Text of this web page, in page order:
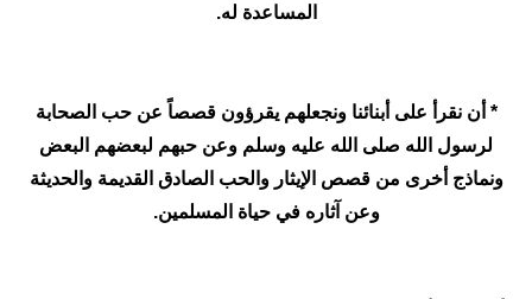
المساعدة له.
* أن نقرأ على أبنائنا ونجعلهم يقرؤون قصصاً عن حب الصحابة
لرسول الله صلى الله عليه وسلم وعن حبهم لبعضهم البعض
ونماذج أخرى من قصص الإيثار والحب الصادق القديمة والحديثة
وعن آثاره في حياة المسلمين.